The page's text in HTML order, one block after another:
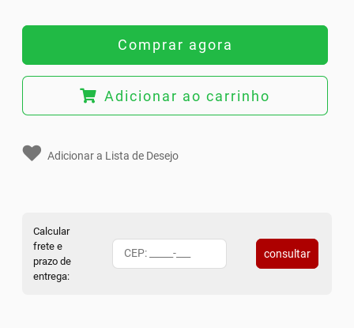
Comprar agora
Adicionar ao carrinho
Adicionar a Lista de Desejo
Calcular
frete e
prazo de
entrega:
consultar